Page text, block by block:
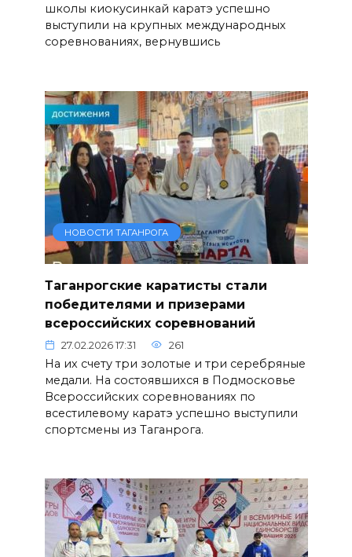
школы киокусинкай каратэ успешно
выступили на крупных международных
соревнованиях, вернувшись
НОВОСТИ ТАГАНРОГА
Таганрогские каратисты стали
победителями и призерами
всероссийских соревнований
27.02.2026 17:31 261
На их счету три золотые и три серебряные
медали. На состоявшихся в Подмосковье
Всероссийских соревнованиях по
всестилевому каратэ успешно выступили
спортсмены из Таганрога.